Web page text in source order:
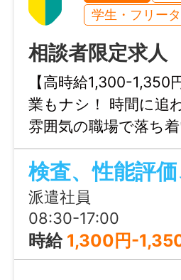
学生・フリー
相談者限定求人
【高時給1,300-
業もナシ！ 時間に追
雰囲気の職場で落ち
プライベートも充実
検査、性能評
派遣社員
08:30-17:00
時給 1,300円-